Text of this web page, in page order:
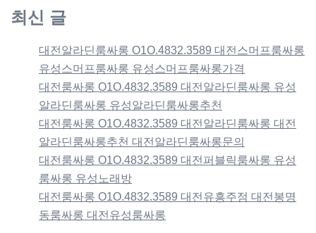
최신 글
대전알라딘룸싸롱 O1O.4832.3589 대전스머프룸싸롱
유성스머프룸싸롱 유성스머프룸싸롱가격
대전룸싸롱 O1O.4832.3589 대전알라딘룸싸롱 유성
알라딘룸싸롱 유성알라딘룸싸롱추천
대전룸싸롱 O1O.4832.3589 대전알라딘룸싸롱 대전
알라딘룸싸롱추천 대전알라딘룸싸롱문의
대전룸싸롱 O1O.4832.3589 대전퍼블릭룸싸롱 유성
룸싸롱 유성노래방
대전룸싸롱 O1O.4832.3589 대전유흥주점 대전봉명
동룸싸롱 대전유성룸싸롱